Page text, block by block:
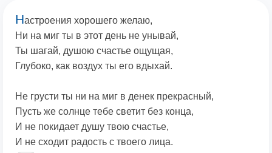
Настроения хорошего желаю,
Ни на миг ты в этот день не унывай,
Ты шагай, душою счастье ощущая,
Глубоко, как воздух ты его вдыхай.
Не грусти ты ни на миг в денек прекрасный,
Пусть же солнце тебе светит без конца,
И не покидает душу твою счастье,
И не сходит радость с твоего лица.